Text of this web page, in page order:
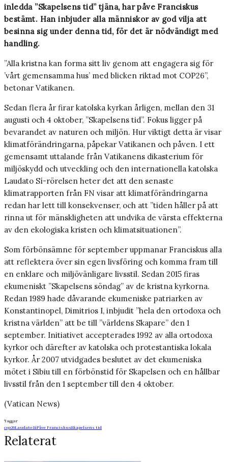
inledda ”Skapelsens tid” tjäna, har påve Franciskus
bestämt. Han inbjuder alla människor av god vilja att
besinna sig under denna tid, för det är nödvändigt med
handling.
”Alla kristna kan forma sitt liv genom att engagera sig för
’vårt gemensamma hus’ med blicken riktad mot COP26”,
betonar Vatikanen.
Sedan flera år firar katolska kyrkan årligen, mellan den 31
augusti och 4 oktober, ”Skapelsens tid”. Fokus ligger på
bevarandet av naturen och miljön. Hur viktigt detta är visar
klimatförändringarna, påpekar Vatikanen och påven. I ett
gemensamt uttalande från Vatikanens dikasterium för
miljöskydd och utveckling och den internationella katolska
Laudato Sí-rörelsen heter det att den senaste
klimatrapporten från FN visar att klimatförändringarna
redan har lett till konsekvenser, och att ”tiden håller på att
rinna ut för mänskligheten att undvika de värsta effekterna
av den ekologiska kristen och klimatsituationen”.
Som förbönsämne för september uppmanar Franciskus alla
att reflektera över sin egen livsföring och komma fram till
en enklare och miljövänligare livsstil. Sedan 2015 firas
ekumeniskt ”Skapelsens söndag” av de kristna kyrkorna.
Redan 1989 hade dåvarande ekumeniske patriarken av
Konstantinopel, Dimitrios I, inbjudit ”hela den ortodoxa och
kristna världen” att be till ”världens Skapare” den 1
september. Initiativet accepterades 1992 av alla ortodoxa
kyrkor och därefter av katolska och protestantiska lokala
kyrkor. År 2007 utvidgades beslutet av det ekumeniska
mötet i Sibiu till en förbönstid för Skapelsen och en hållbar
livsstil från den 1 september till den 4 oktober.
(Vatican News)
Taggar
cop26Laudato SíPåve FranciskusSkapelsens tid
Relaterat